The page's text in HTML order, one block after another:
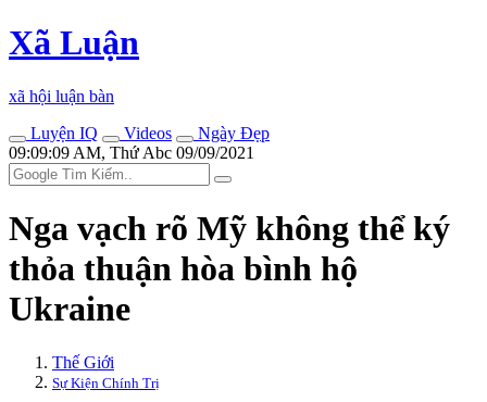
Xã Luận
xã hội luận bàn
Luyện IQ
Videos
Ngày Đẹp
09:09:09 AM, Thứ Abc 09/09/2021
Nga vạch rõ Mỹ không thể ký
thỏa thuận hòa bình hộ
Ukraine
Thế Giới
Sự Kiện Chính Trị